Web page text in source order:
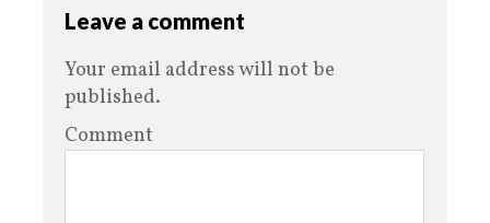
Leave a comment
Your email address will not be
published.
Comment